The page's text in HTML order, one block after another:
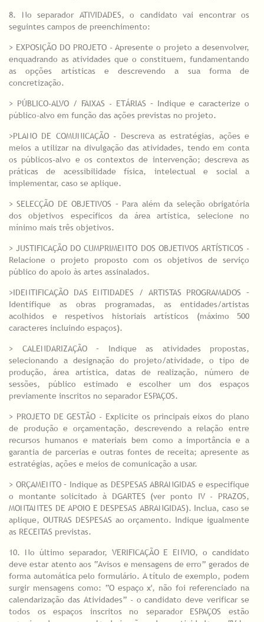
8. No separador ATIVIDADES, o candidato vai encontrar os
seguintes campos de preenchimento:
> EXPOSIÇÃO DO PROJETO - Apresente o projeto a desenvolver,
enquadrando as atividades que o constituem, fundamentando
as opções artísticas e descrevendo a sua forma de
concretização.
> PÚBLICO-ALVO / FAIXAS - ETÁRIAS – Indique e caracterize o
público-alvo em função das ações previstas no projeto.
>PLANO DE COMUNICAÇÃO - Descreva as estratégias, ações e
meios a utilizar na divulgação das atividades, tendo em conta
os públicos-alvo e os contextos de intervenção; descreva as
práticas de acessibilidade física, intelectual e social a
implementar, caso se aplique.
> SELECÇÃO DE OBJETIVOS – Para além da seleção obrigatória
dos objetivos específicos da área artística, selecione no
mínimo mais três objetivos.
> JUSTIFICAÇÃO DO CUMPRIMENTO DOS OBJETIVOS ARTÍSTICOS -
Relacione o projeto proposto com os objetivos de serviço
público do apoio às artes assinalados.
>IDENTIFICAÇÃO DAS ENTIDADES / ARTISTAS PROGRAMADOS –
Identifique as obras programadas, as entidades/artistas
acolhidos e respetivos historiais artísticos (máximo 500
caracteres incluindo espaços).
> CALENDARIZAÇÃO – Indique as atividades propostas,
selecionando a designação do projeto/atividade, o tipo de
produção, área artística, datas de realização, número de
sessões, público estimado e escolher um dos espaços
previamente inscritos no separador ESPAÇOS.
> PROJETO DE GESTÃO - Explicite os principais eixos do plano
de produção e orçamentação, descrevendo a relação entre
recursos humanos e materiais bem como a importância e a
garantia de parcerias e outras fontes de receita; apresente as
estratégias, ações e meios de comunicação a usar.
> ORÇAMENTO – Indique as DESPESAS ABRANGIDAS e especifique
o montante solicitado à DGARTES (ver ponto IV - PRAZOS,
MONTANTES DE APOIO E DESPESAS ABRANGIDAS). Inclua, caso se
aplique, OUTRAS DESPESAS ao orçamento. Indique igualmente
as RECEITAS previstas.
10. No último separador, VERIFICAÇÃO E ENVIO, o candidato
deve estar atento aos “Avisos e mensagens de erro” gerados de
forma automática pelo formulário. A título de exemplo, podem
surgir mensagens como: “O espaço x', não foi referenciado na
calendarização das Atividades” - o candidato deve verificar se
todos os espaços inscritos no separador ESPAÇOS estão